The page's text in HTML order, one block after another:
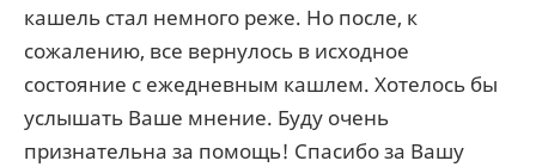
кашель стал немного реже. Но после, к
сожалению, все вернулось в исходное
состояние с ежедневным кашлем. Хотелось бы
услышать Ваше мнение. Буду очень
признательна за помощь! Спасибо за Вашу